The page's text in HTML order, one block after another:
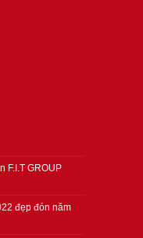
F.I.T GROUP
đẹp đón năm